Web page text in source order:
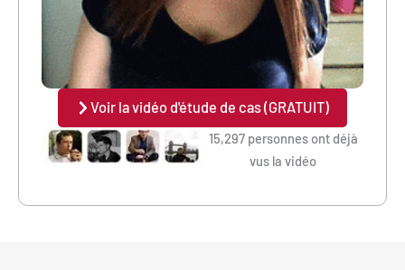
Voir la vidéo d'étude de cas (GRATUIT)
15,297 personnes ont déjà
vus la vidéo